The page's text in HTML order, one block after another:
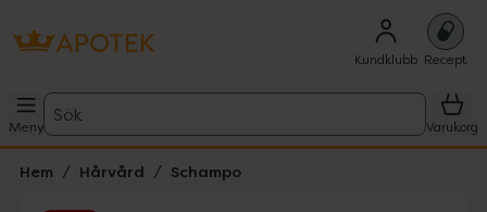
Kundklubb Recept
Meny
Sök
Varukorg
Hem Hårvård Schampo